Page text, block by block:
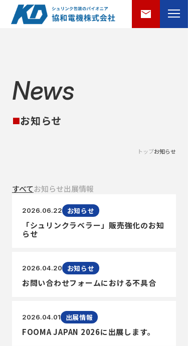
News
■お知らせ
トップお知らせ
すべてお知らせ出展情報
2026.06.22 お知らせ
「シュリンクラベラー」販売強化のお知
らせ
2026.04.20 お知らせ
お問い合わせフォームにおける不具合
2026.04.01 出展情報
FOOMA JAPAN 2026に出展します。